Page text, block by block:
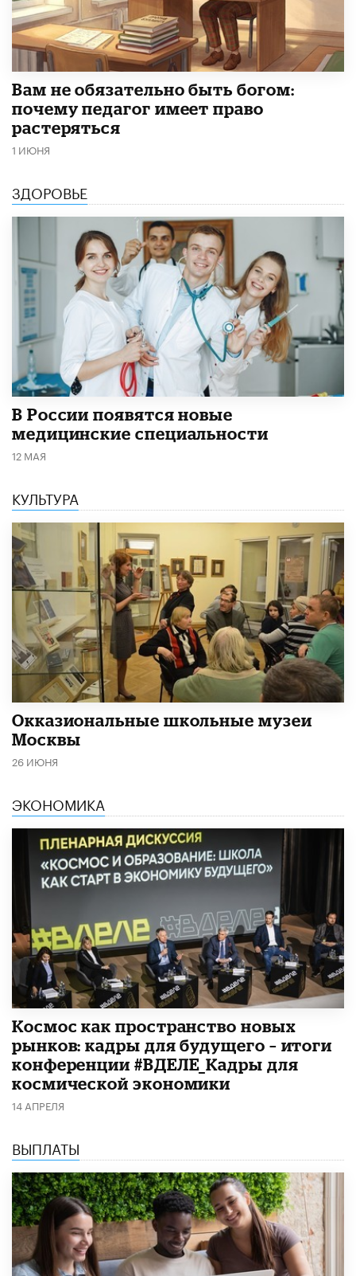
​Вам не обязательно быть богом:
почему педагог имеет право
растеряться
1 ИЮНЯ
ЗДОРОВЬЕ
В России появятся новые
медицинские специальности
12 МАЯ
КУЛЬТУРА
​Окказиональные школьные музеи
Москвы
26 ИЮНЯ
ЭКОНОМИКА
Космос как пространство новых
рынков: кадры для будущего – итоги
конференции #ВДЕЛЕ_Кадры для
космической экономики
14 АПРЕЛЯ
ВЫПЛАТЫ